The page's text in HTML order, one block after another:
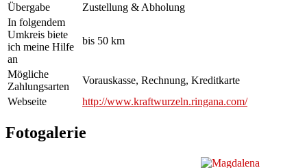
Übergabe
Zustellung & Abholung
In folgendem
Umkreis biete
ich meine Hilfe
an
bis 50 km
Mögliche
Zahlungsarten
Vorauskasse, Rechnung, Kreditkarte
Webseite
http://www.kraftwurzeln.ringana.com/
Fotogalerie